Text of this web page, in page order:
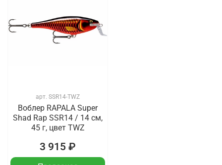
арт. SSR14-TWZ
Воблер RAPALA Super
Shad Rap SSR14 / 14 см,
45 г, цвет TWZ
3 915 ₽